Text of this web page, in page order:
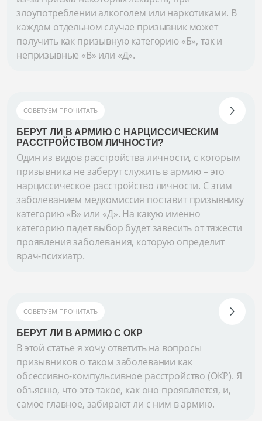
злоупотреблении алкоголем или наркотиками. В
каждом отдельном случае призывник может
получить как призывную категорию «Б», так и
непризывные «В» или «Д».
СОВЕТУЕМ ПРОЧИТАТЬ
БЕРУТ ЛИ В АРМИЮ С НАРЦИССИЧЕСКИМ
РАССТРОЙСТВОМ ЛИЧНОСТИ?
Один из видов расстройства личности, с которым
призывника не заберут служить в армию – это
нарциссическое расстройство личности. С этим
заболеванием медкомиссия поставит призывнику
категорию «В» или «Д». На какую именно
категорию падет выбор будет завесить от тяжести
проявления заболевания, которую определит
врач-психиатр.
СОВЕТУЕМ ПРОЧИТАТЬ
БЕРУТ ЛИ В АРМИЮ С ОКР
В этой статье я хочу ответить на вопросы
призывников о таком заболевании как
обсессивно-компульсивное расстройство (ОКР). Я
объясню, что это такое, как оно проявляется, и,
самое главное, забирают ли с ним в армию.